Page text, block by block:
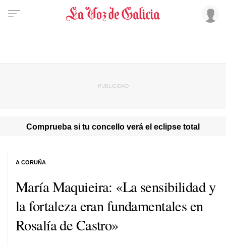
Comprueba si tu concello verá el eclipse total
María Maquieira: «La sensibilidad y
la fortaleza eran fundamentales en
Rosalía de Castro»
A CORUÑA